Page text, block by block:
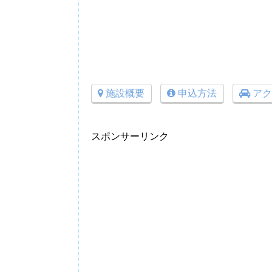
施設概要 申込方法 ア
スポンサーリンク